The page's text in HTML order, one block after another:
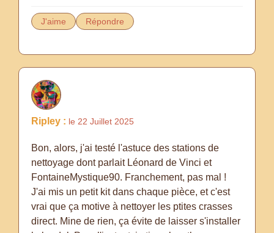
J'aime Répondre
Ripley : le 22 Juillet 2025
Bon, alors, j'ai testé l'astuce des stations de
nettoyage dont parlait Léonard de Vinci et
FontaineMystique90. Franchement, pas mal !
J'ai mis un petit kit dans chaque pièce, et c'est
vrai que ça motive à nettoyer les ptites crasses
direct. Mine de rien, ça évite de laisser s'installer